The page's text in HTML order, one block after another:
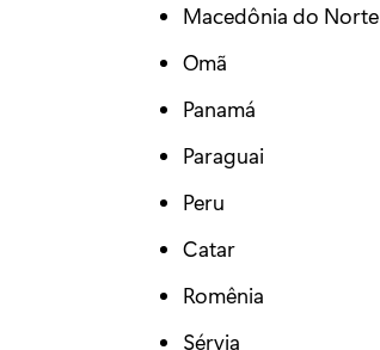
Macedônia do Norte
Omã
Panamá
Paraguai
Peru
Catar
Romênia
Sérvia